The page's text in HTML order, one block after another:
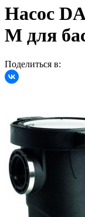
Насос
M для
Поделиться в: